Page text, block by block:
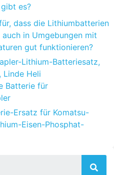
es?
dass die Lithiumbatterien
in Umgebungen mit
gut funktionieren?
Lithium-Batteriesatz,
Linde Heli
Batterie für
Ersatz für Komatsu-
Eisen-Phosphat-